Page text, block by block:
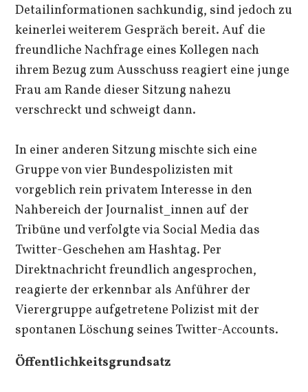
Detailinformationen sachkundig, sind jedoch zu
keinerlei weiterem Gespräch bereit. Auf die
freundliche Nachfrage eines Kollegen nach
ihrem Bezug zum Ausschuss reagiert eine junge
Frau am Rande dieser Sitzung nahezu
verschreckt und schweigt dann.
In einer anderen Sitzung mischte sich eine
Gruppe von vier Bundespolizisten mit
vorgeblich rein privatem Interesse in den
Nahbereich der Journalist_innen auf der
Tribüne und verfolgte via Social Media das
Twitter-Geschehen am Hashtag. Per
Direktnachricht freundlich angesprochen,
reagierte der erkennbar als Anführer der
Vierergruppe aufgetretene Polizist mit der
spontanen Löschung seines Twitter-Accounts.
Öffentlichkeitsgrundsatz